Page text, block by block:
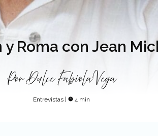
Roma con Jean
PorDulce Fabiola Vega
Entrevistas 4 min